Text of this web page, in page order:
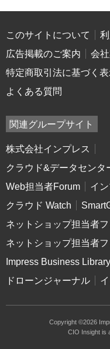
このサイトについて
広告掲載のご案内
会
特定商取引法に基づく
よくある質問
関連グループサイト
株式会社インプレス
クラウド&データセンタ
Web担当者Forum
イ
クラウド Watch
ネットショップ担当者
ネットショップ担当者
Impress Business Library
ドローンジャーナル
Copyright ©2026
CIO Insight is